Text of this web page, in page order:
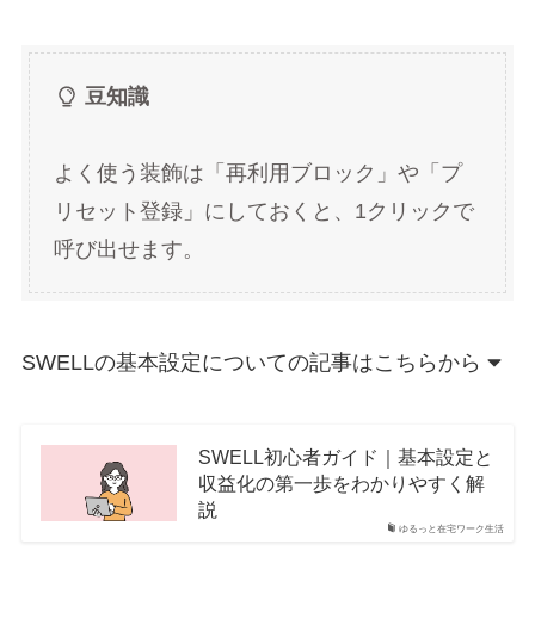
豆知識
よく使う装飾は「再利用ブロック」や「プ
リセット登録」にしておくと、1クリックで
呼び出せます。
SWELLの基本設定についての記事はこちらから
ゆるっと在宅ワーク生活
SWELL初心者ガイド｜基本設定と
収益化の第一歩をわかりやすく解
説